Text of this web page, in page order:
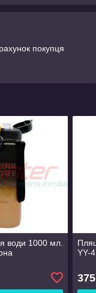
покупця
води 1000 мл.
YY-
375